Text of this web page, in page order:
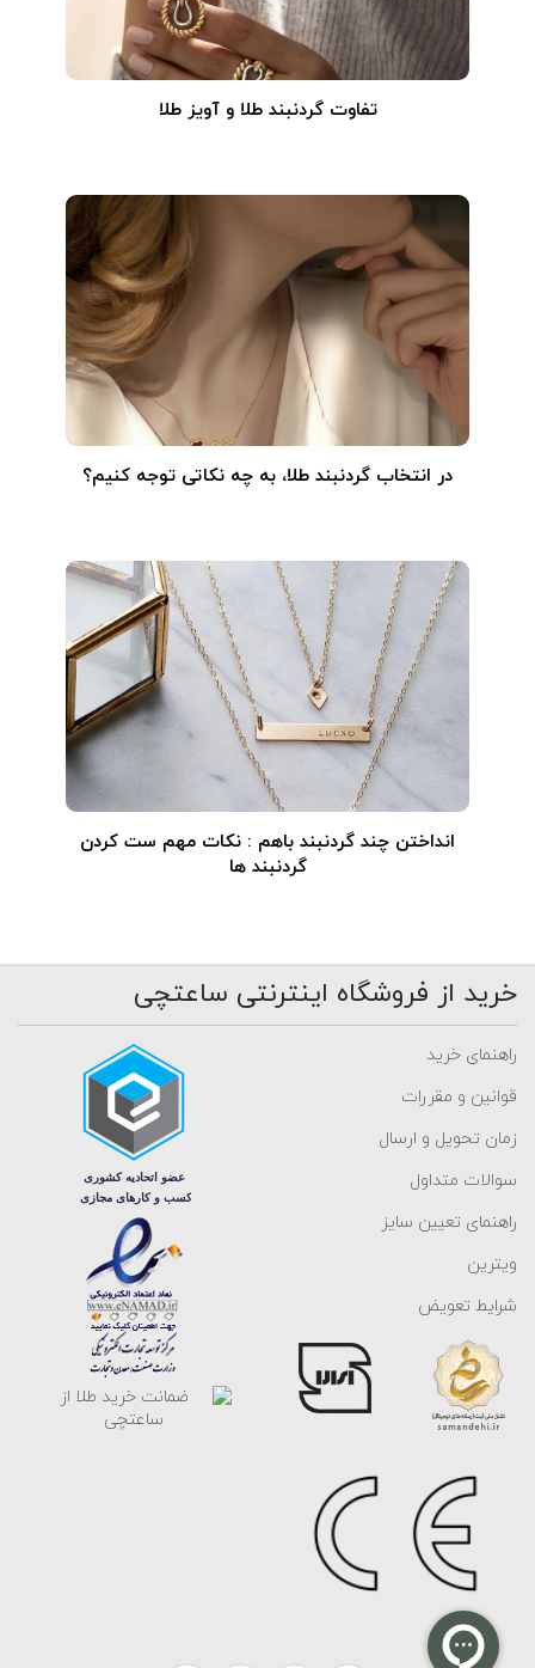
تفاوت گردنبند طلا و آویز طلا
در انتخاب گردنبند طلا‌، به چه نکاتی توجه کنیم؟
انداختن چند گردنبند باهم : نکات مهم ست کردن
گردنبند ها
خرید از فروشگاه اینترنتی ساعتچی
راهنمای خرید
قوانین و مقررات
زمان تحویل و ارسال
سوالات متداول
راهنمای تعیین سایز
ویترین
شرایط تعویض